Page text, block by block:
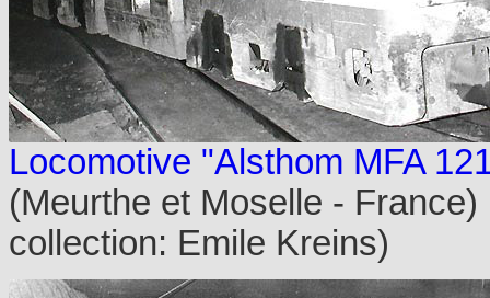
Locomotive "Alsthom MFA
(Meurthe et Moselle -
collection: Emile Kreins)